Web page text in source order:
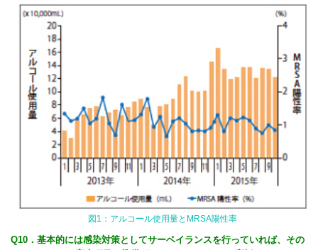
図1：アルコール使用量とMRSA陽性率
Q10．基本的には感染対策としてサーベイランスを行っていれば、その